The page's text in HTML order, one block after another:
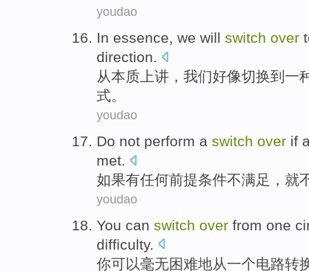
youdao
In essence, we will switch over
direction.
从本质上讲， 我们好像切换到 一
式。
youdao
Do not perform a switch over if
met.
如果有任何前提条件不满足 ，就
youdao
You can switch over from one
difficulty.
你可以毫无困难地从一个电路转